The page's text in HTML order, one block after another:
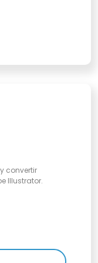
convertir
Illustrator.